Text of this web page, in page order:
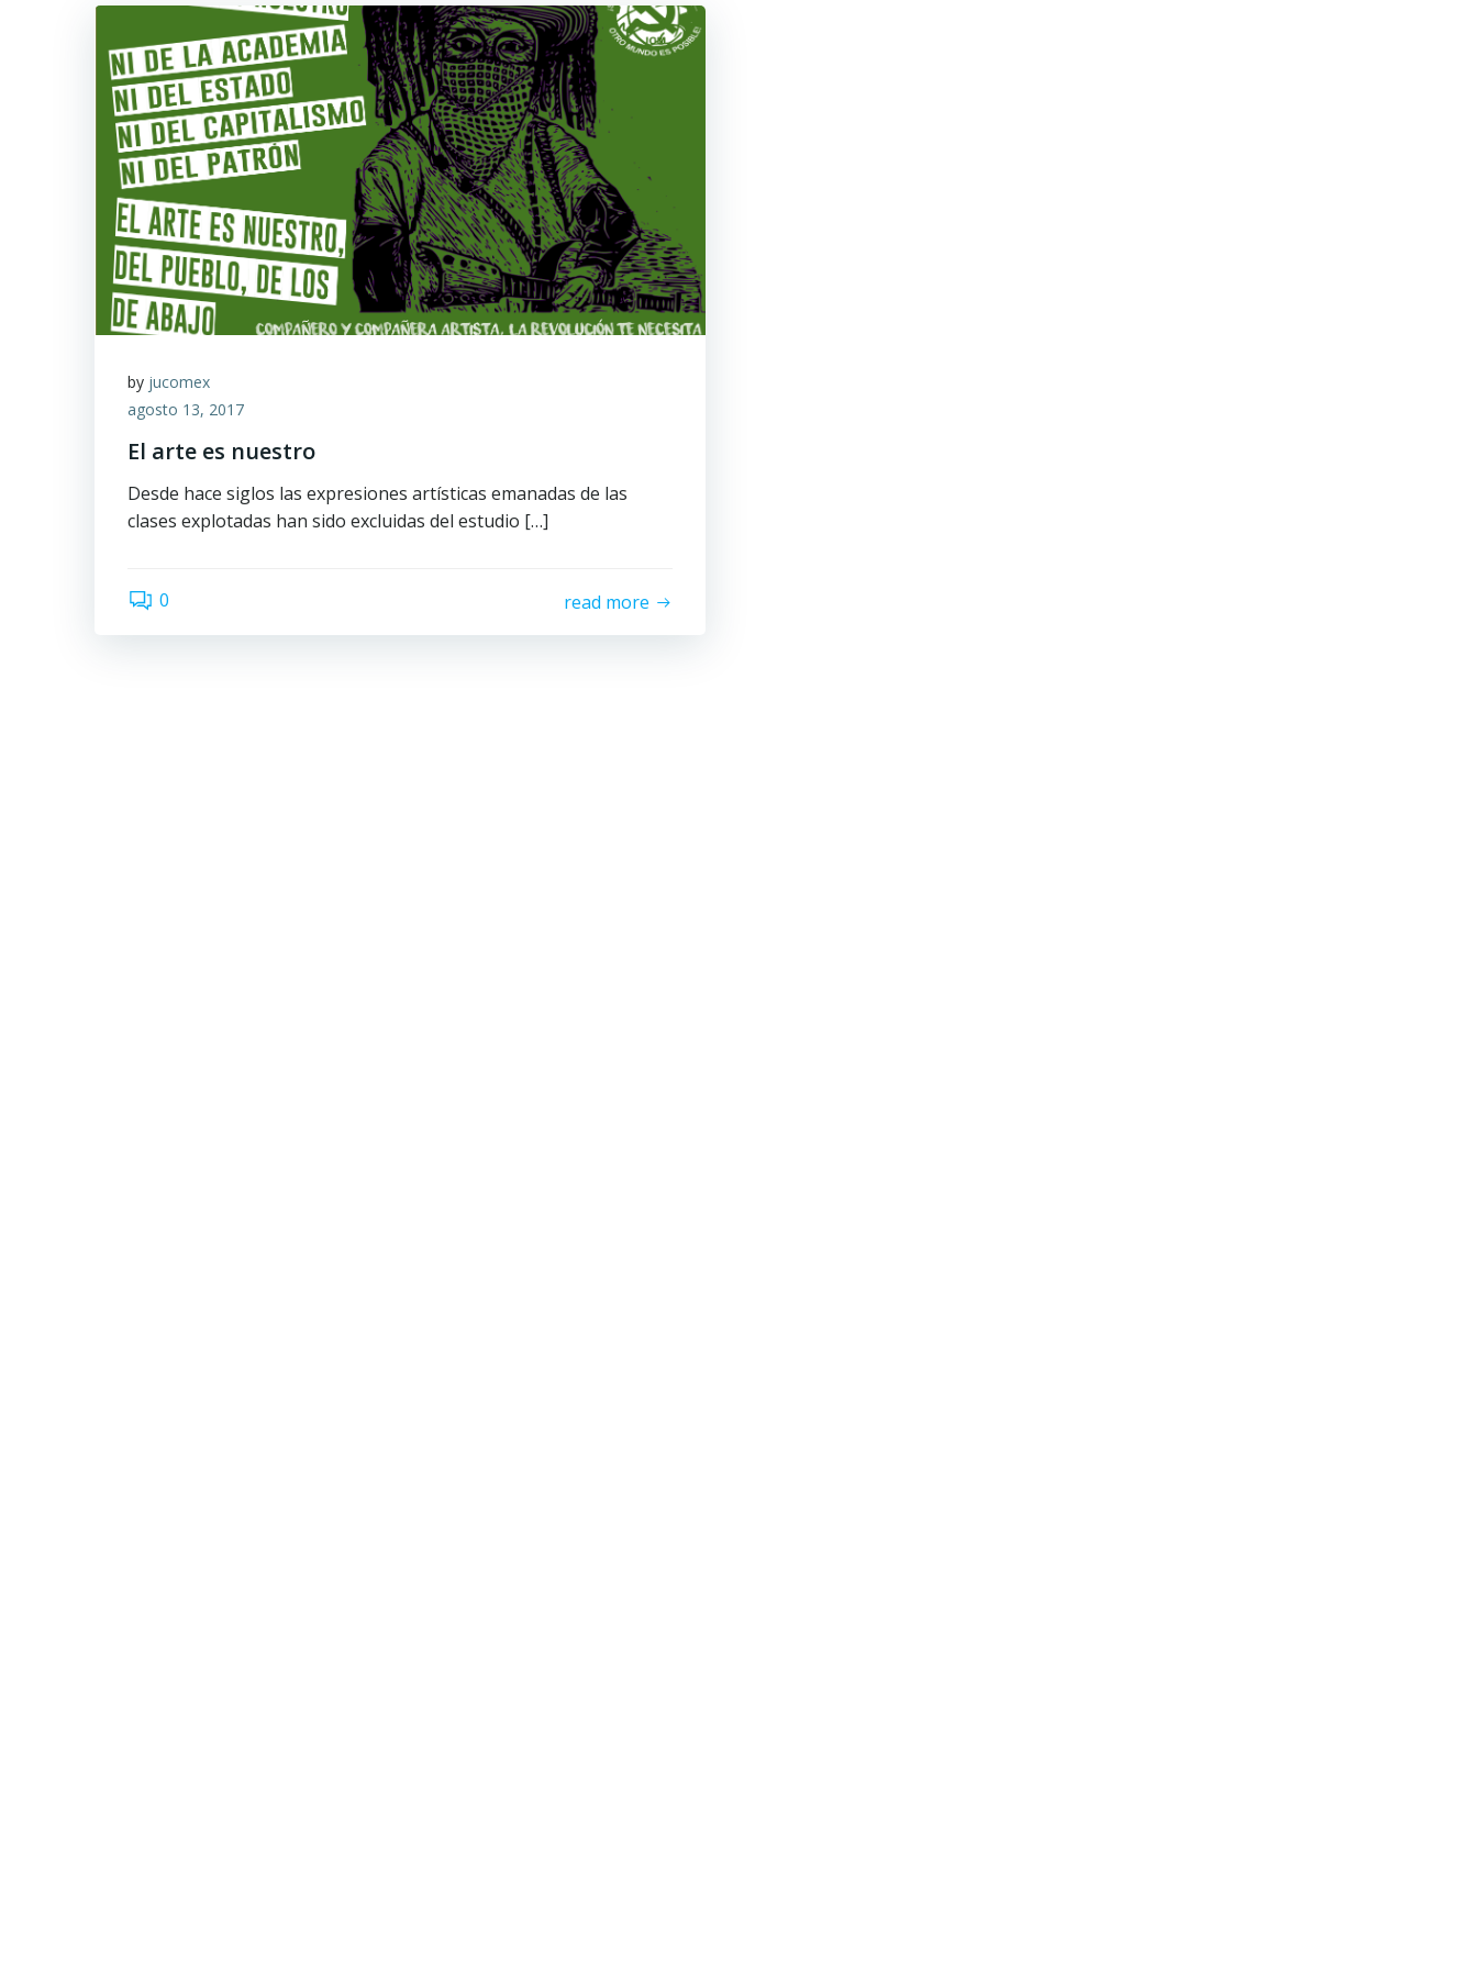
by jucomex
agosto 13, 2017
El arte es nuestro
Desde hace siglos las expresiones artísticas emanadas de las
clases explotadas han sido excluidas del estudio […]
0 read more